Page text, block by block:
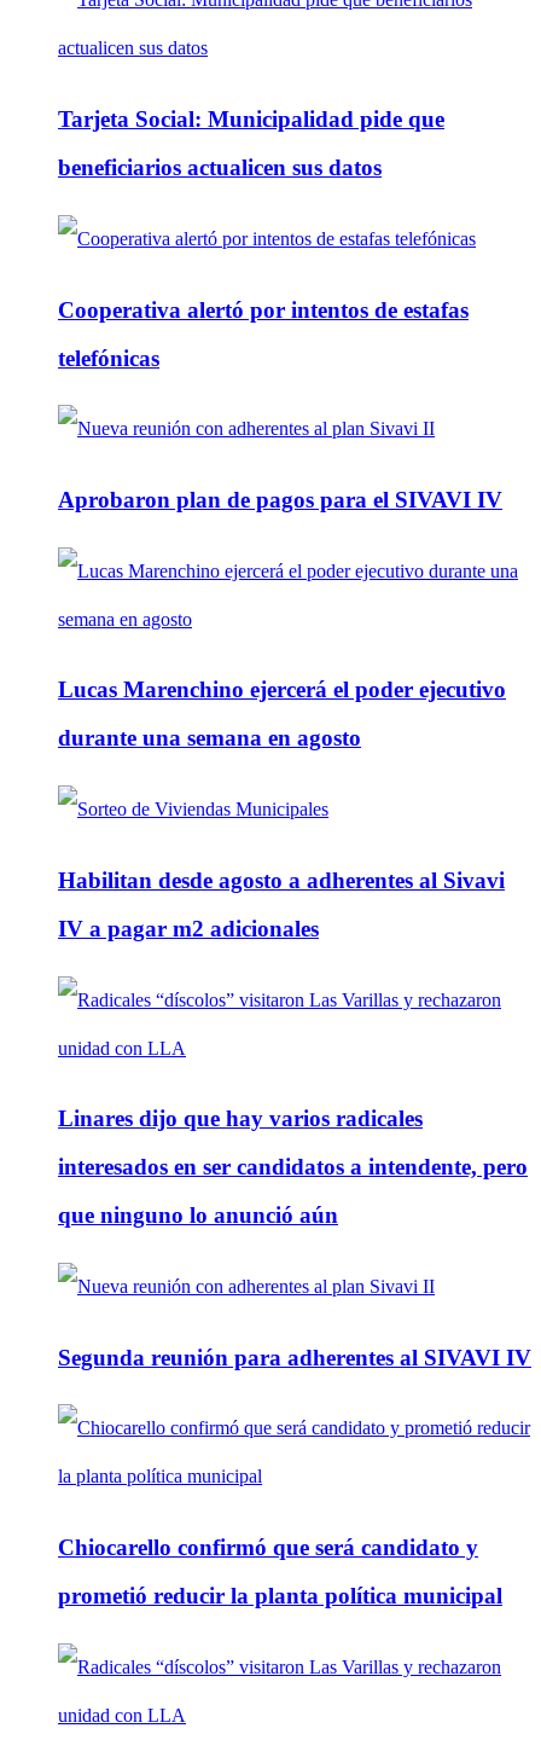
Tarjeta Social: Municipalidad pide que
beneficiarios actualicen sus datos
Cooperativa alertó por intentos de estafas
telefónicas
Aprobaron plan de pagos para el SIVAVI IV
Lucas Marenchino ejercerá el poder ejecutivo
durante una semana en agosto
Habilitan desde agosto a adherentes al Sivavi
IV a pagar m2 adicionales
Linares dijo que hay varios radicales
interesados en ser candidatos a intendente, pero
que ninguno lo anunció aún
Segunda reunión para adherentes al SIVAVI IV
Chiocarello confirmó que será candidato y
prometió reducir la planta política municipal